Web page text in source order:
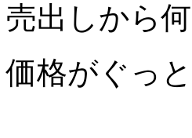
売出しから
価格がぐっ